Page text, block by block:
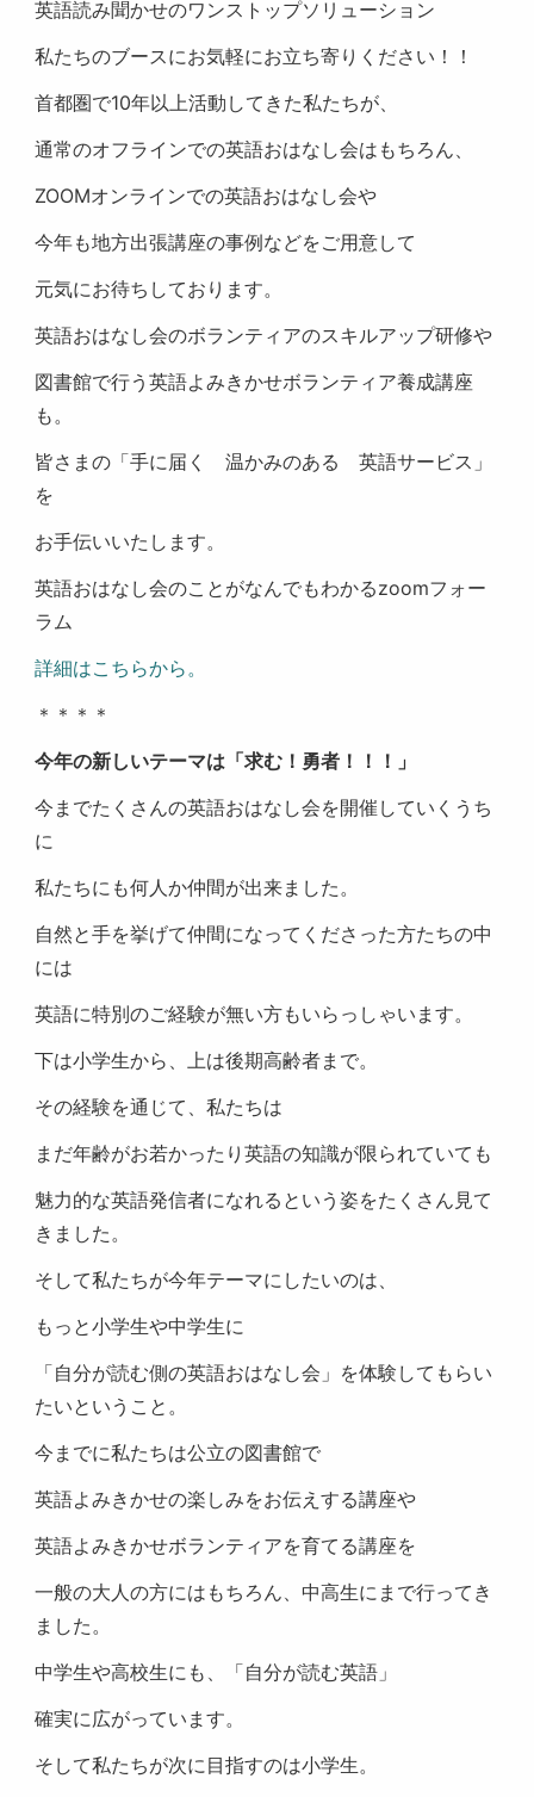
英語読み聞かせのワンストップソリューション
私たちのブースにお気軽にお立ち寄りください！！
首都圏で10年以上活動してきた私たちが、
通常のオフラインでの英語おはなし会はもちろん、
ZOOMオンラインでの英語おはなし会や
今年も地方出張講座の事例などをご用意して
元気にお待ちしております。
英語おはなし会のボランティアのスキルアップ研修や
図書館で行う英語よみきかせボランティア養成講座
も。
皆さまの「手に届く 温かみのある 英語サービス」
を
お手伝いいたします。
英語おはなし会のことがなんでもわかるzoomフォー
ラム
詳細はこちらから。
＊＊＊＊
今年の新しいテーマは「求む！勇者！！！」
今までたくさんの英語おはなし会を開催していくうち
に
私たちにも何人か仲間が出来ました。
自然と手を挙げて仲間になってくださった方たちの中
には
英語に特別のご経験が無い方もいらっしゃいます。
下は小学生から、上は後期高齢者まで。
その経験を通じて、私たちは
まだ年齢がお若かったり英語の知識が限られていても
魅力的な英語発信者になれるという姿をたくさん見て
きました。
そして私たちが今年テーマにしたいのは、
もっと小学生や中学生に
「自分が読む側の英語おはなし会」を体験してもらい
たいということ。
今までに私たちは公立の図書館で
英語よみきかせの楽しみをお伝えする講座や
英語よみきかせボランティアを育てる講座を
一般の大人の方にはもちろん、中高生にまで行ってき
ました。
中学生や高校生にも、「自分が読む英語」
確実に広がっています。
そして私たちが次に目指すのは小学生。